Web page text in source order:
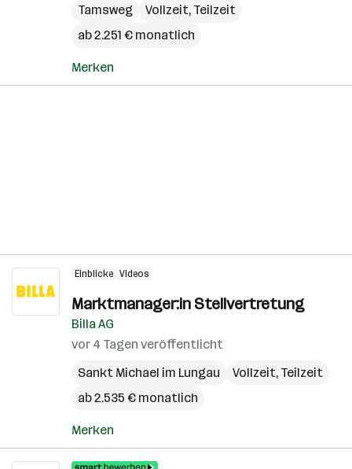
Tamsweg
Vollzeit, Teilzeit
ab 2.251 € monatlich
Merken
Einblicke Videos
Marktmanager:in Stellvertretung
Billa AG
vor 4 Tagen veröffentlicht
Sankt Michael im Lungau
Vollzeit, Teilzeit
ab 2.535 € monatlich
Merken